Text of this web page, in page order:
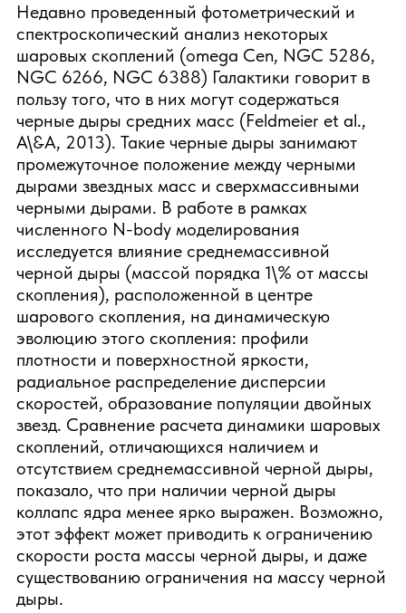
Недавно проведенный фотометрический и
спектроскопический анализ некоторых
шаровых скоплений (omega Cen, NGC 5286,
NGC 6266, NGC 6388) Галактики говорит в
пользу того, что в них могут содержаться
черные дыры средних масс (Feldmeier et al.,
A\&A, 2013). Такие черные дыры занимают
промежуточное положение между черными
дырами звездных масс и сверхмассивными
черными дырами. В работе в рамках
численного N-body моделирования
исследуется влияние среднемассивной
черной дыры (массой порядка 1\% от массы
скопления), расположенной в центре
шарового скопления, на динамическую
эволюцию этого скопления: профили
плотности и поверхностной яркости,
радиальное распределение дисперсии
скоростей, образование популяции двойных
звезд. Сравнение расчета динамики шаровых
скоплений, отличающихся наличием и
отсутствием среднемассивной черной дыры,
показало, что при наличии черной дыры
коллапс ядра менее ярко выражен. Возможно,
этот эффект может приводить к ограничению
скорости роста массы черной дыры, и даже
существованию ограничения на массу черной
дыры.